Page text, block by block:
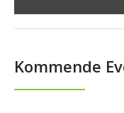
Kommende